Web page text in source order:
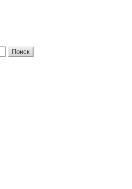
Поиск